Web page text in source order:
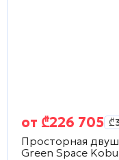
от ₾226 705 ₾
Просторная
Green Space